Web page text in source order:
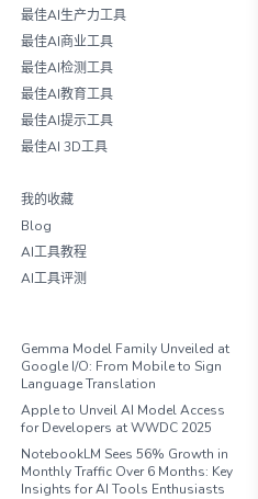
最佳AI生产力工具
最佳AI商业工具
最佳AI检测工具
最佳AI教育工具
最佳AI提示工具
最佳AI 3D工具
我的收藏
Blog
AI工具教程
AI工具评测
Gemma Model Family Unveiled at
Google I/O: From Mobile to Sign
Language Translation
Apple to Unveil AI Model Access
for Developers at WWDC 2025
NotebookLM Sees 56% Growth in
Monthly Traffic Over 6 Months: Key
Insights for AI Tools Enthusiasts